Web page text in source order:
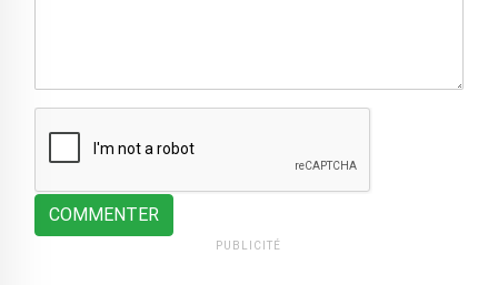
COMMENTER
PUBLICITÉ